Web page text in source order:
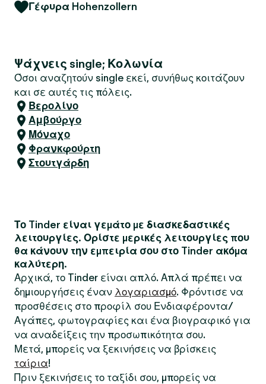
Γέφυρα Hohenzollern
Ψάχνεις single; Κολωνία
Όσοι αναζητούν single εκεί, συνήθως κοιτάζουν
και σε αυτές τις πόλεις.
Βερολίνο
Αμβούργο
Μόναχο
Φρανκφούρτη
Στουτγάρδη
Το Tinder είναι γεμάτο με διασκεδαστικές
λειτουργίες. Ορίστε μερικές λειτουργίες που
θα κάνουν την εμπειρία σου στο Tinder ακόμα
καλύτερη.
Αρχικά, το Tinder είναι απλό. Απλά πρέπει να
δημιουργήσεις έναν λογαριασμό. Φρόντισε να
προσθέσεις στο προφίλ σου Ενδιαφέροντα/
Αγάπες, φωτογραφίες και ένα βιογραφικό για
να αναδείξεις την προσωπικότητα σου.
Μετά, μπορείς να ξεκινήσεις να βρίσκεις
ταίρια!
Πριν ξεκινήσεις το ταξίδι σου, μπορείς να